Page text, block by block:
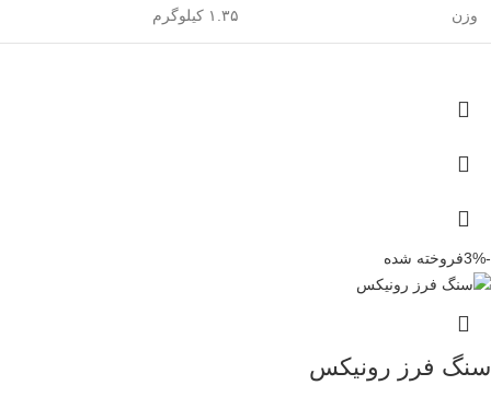
وزن ۱.۳۵ کیلوگرم
-3% فروخته شده
سنگ فرز رونیکس